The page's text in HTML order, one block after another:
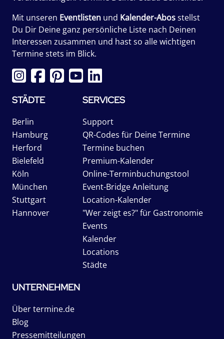
Mit unseren Eventlisten und Kalender-Abosstellst
Du Dir Deine ganz persönliche Liste nach Deinen
Interessen zusammen und hast so alle wichtigen
Termine stets im Blick.
STÄDTE
Berlin
Hamburg
Herford
Bielefeld
Köln
München
Stuttgart
Hannover
SERVICES
Support
QR-Codes für Deine Termine
Termine buchen
Premium-Kalender
Online-Terminbuchungstool
Event-Bridge Anleitung
Location-Kalender
"Wer zeigt es?" für Gastronomie
Events
Kalender
Locations
Städte
UNTERNEHMEN
Über termine.de
Blog
Pressemitteilungen